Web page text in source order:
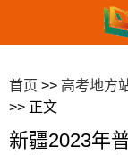
首页 >> 高考地方
>> 正文
新疆2023年